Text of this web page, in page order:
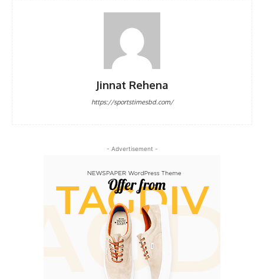
Jinnat Rehena
https://sportstimesbd.com/
- Advertisement -